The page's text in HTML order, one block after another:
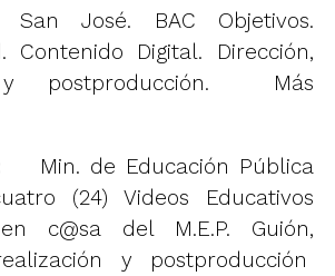
José. BAC Objetivos.
Contenido Digital. Dirección,
y postproducción. Más
Min. de Educación Pública
(24) Videos Educativos
c@sa del M.E.P. Guión,
y postproducción